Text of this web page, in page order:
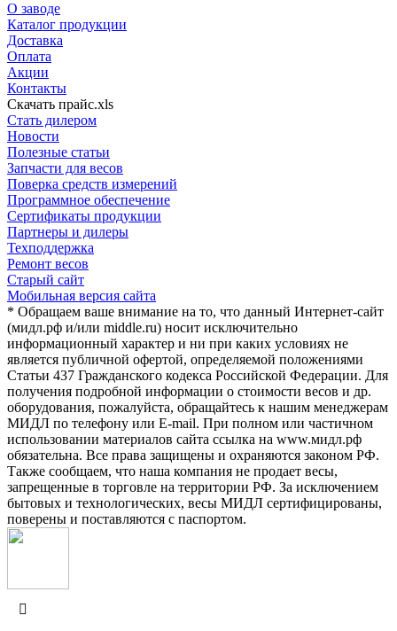
О заводе
Каталог продукции
Доставка
Оплата
Акции
Контакты
Скачать прайс.xls
Стать дилером
Новости
Полезные статьи
Запчасти для весов
Поверка средств измерений
Программное обеспечение
Сертификаты продукции
Партнеры и дилеры
Техподдержка
Ремонт весов
Старый сайт
Мобильная версия сайта
* Обращаем ваше внимание на то, что данный Интернет-сайт
(мидл.рф и/или middle.ru) носит исключительно
информационный характер и ни при каких условиях не
является публичной офертой, определяемой положениями
Статьи 437 Гражданского кодекса Российской Федерации. Для
получения подробной информации о стоимости весов и др.
оборудования, пожалуйста, обращайтесь к нашим менеджерам
МИДЛ по телефону или E-mail. При полном или частичном
использовании материалов сайта ссылка на www.мидл.рф
обязательна. Все права защищены и охраняются законом РФ.
Также сообщаем, что наша компания не продает весы,
запрещенные в торговле на территории РФ. За исключением
бытовых и технологических, весы МИДЛ сертифицированы,
поверены и поставляются с паспортом.